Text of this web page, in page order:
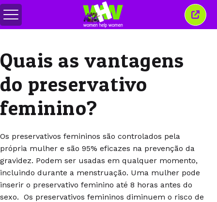
Alternar
menu
esta
Quais as vantagens
do preservativo
feminino?
Os preservativos femininos são controlados pela
própria mulher e são 95% eficazes na prevenção da
gravidez. Podem ser usadas em qualquer momento,
incluindo durante a menstruação. Uma mulher pode
inserir o preservativo feminino até 8 horas antes do
sexo. Os preservativos femininos diminuem o risco de